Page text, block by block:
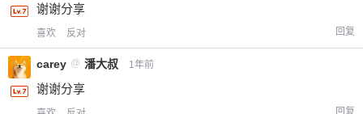
谢谢分享
喜欢 反对 回复
carey @ 潘大叔 1年前
谢谢分享
回复